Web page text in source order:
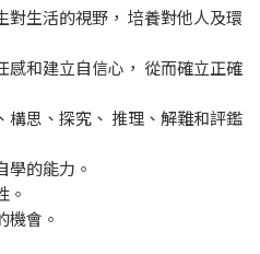
對生活的視野， 培養對他人及環
感和建立自信心， 從而確立正確
構思、探究、 推理、解難和評鑑
學的能力。
。
機會。